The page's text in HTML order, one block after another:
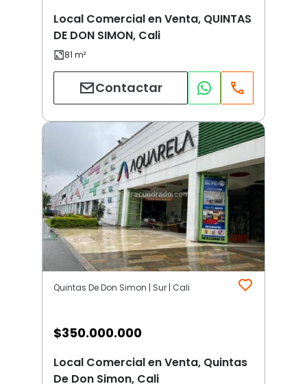
Local Comercial en Venta, QUINTAS
DE DON SIMON, Cali
Contactar
Quintas De Don Simon | Sur | Cali
$350.000.000
Local Comercial en Venta, Quintas
De Don Simon, Cali